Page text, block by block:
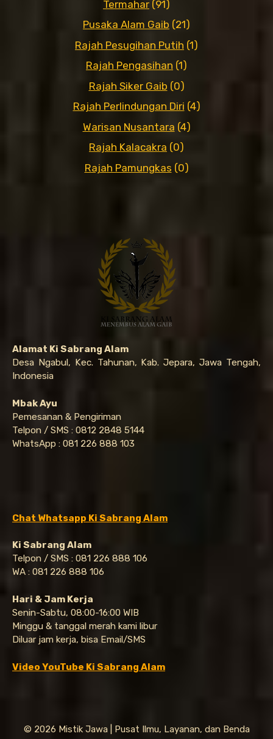
Termahar (91)
Pusaka Alam Gaib (21)
Rajah Pesugihan Putih (1)
Rajah Pengasihan (1)
Rajah Siker Gaib (0)
Rajah Perlindungan Diri (4)
Warisan Nusantara (4)
Rajah Kalacakra (0)
Rajah Pamungkas (0)
Alamat Ki Sabrang Alam
Desa Ngabul, Kec. Tahunan, Kab. Jepara, Jawa Tengah,
Indonesia
Mbak Ayu
Pemesanan & Pengiriman
Telpon / SMS : 0812 2848 5144
WhatsApp : 081 226 888 103
Chat Whatsapp Ki Sabrang Alam
Ki Sabrang Alam
Telpon / SMS : 081 226 888 106
WA : 081 226 888 106
Hari & Jam Kerja
Senin-Sabtu, 08:00-16:00 WIB
Minggu & tanggal merah kami libur
Diluar jam kerja, bisa Email/SMS
Video YouTube Ki Sabrang Alam
© 2026 Mistik Jawa | Pusat Ilmu, Layanan, dan Benda